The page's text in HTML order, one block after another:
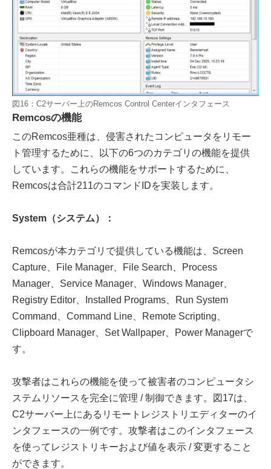
図16：C2サーバー上のRemcos Control Centerインタフェース
Remcosの機能
このRemcos亜種は、侵害されたコンピュータをリモー
ト管理するために、以下の6つのカテゴリの機能を提供
しています。これらの機能をサポートするために、
Remcosは合計211のコマンドIDを実装します。
System（システム）：
Remcosが本カテゴリで提供している機能は、Screen
Capture、File Manager、File Search、Process
Manager、Service Manager、Windows Manager、
Registry Editor、Installed Programs、Run System
Command、Command Line、Remote Scripting、
Clipboard Manager、Set Wallpaper、Power Managerで
す。
攻撃者はこれらの機能を使って被害者のコンピュータシ
ステムリソースを完全に管理 / 制御できます。図17は、
C2サーバー上にあるリモートレジストリエディターのイ
ンタフェースの一例です。攻撃者はこのインタフェース
を使ってレジストリキーおよび値を表示 / 変更すること
ができます。